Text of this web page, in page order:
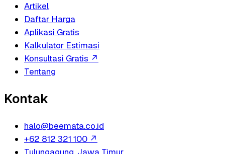
Artikel
Daftar Harga
Aplikasi Gratis
Kalkulator Estimasi
Konsultasi Gratis ↗
Tentang
Kontak
halo@beemata.co.id
+62 812 321 100 ↗